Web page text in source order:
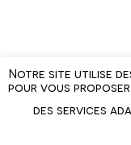
Notre site utilise
pour vous
des services